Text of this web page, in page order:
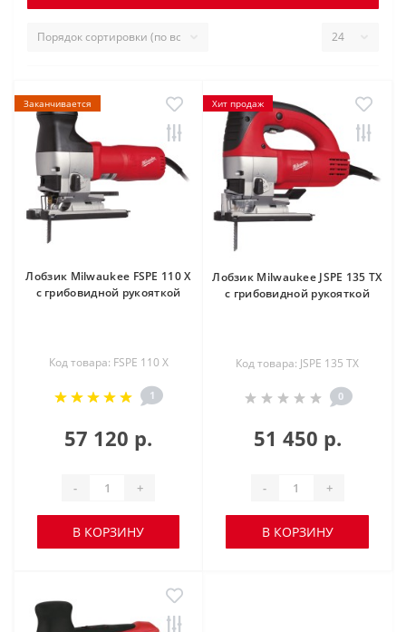
Заканчивается
Лобзик Milwaukee FSPE 110 X
с грибовидной рукояткой
Код товара: FSPE 110 X
1
57 120 р.
- +
В КОРЗИНУ
Хит продаж
Лобзик Milwaukee JSPE 135 TX
с грибовидной рукояткой
Код товара: JSPE 135 TX
0
51 450 р.
- +
В КОРЗИНУ